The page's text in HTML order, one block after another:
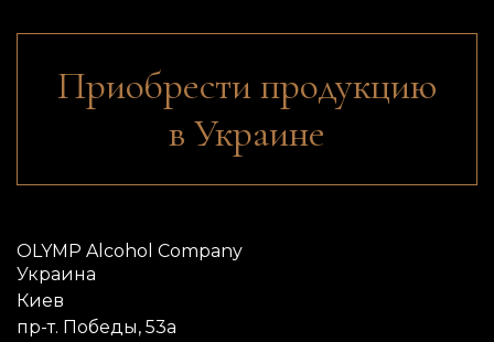
Приобрести продукцию
в Украине
OLYMP Alcohol Company
Украина
Киев
пр-т. Победы, 53а